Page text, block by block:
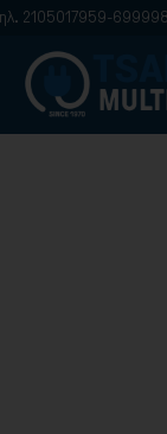
2105017959-